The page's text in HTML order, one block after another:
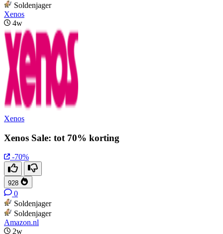
Soldenjager
Xenos
4w
Xenos
Xenos Sale: tot 70% korting
-70%
928
0
Soldenjager
Soldenjager
Amazon.nl
2w